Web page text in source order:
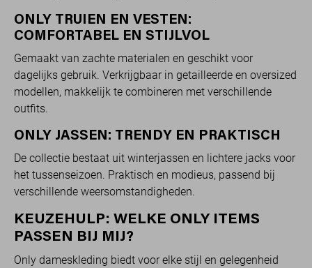
ONLY TRUIEN EN VESTEN:
COMFORTABEL EN STIJLVOL
Gemaakt van zachte materialen en geschikt voor
dagelijks gebruik. Verkrijgbaar in getailleerde en oversized
modellen, makkelijk te combineren met verschillende
outfits.
ONLY JASSEN: TRENDY EN PRAKTISCH
De collectie bestaat uit winterjassen en lichtere jacks voor
het tussenseizoen. Praktisch en modieus, passend bij
verschillende weersomstandigheden.
KEUZEHULP: WELKE ONLY ITEMS
PASSEN BIJ MIJ?
Only dameskleding biedt voor elke stijl en gelegenheid